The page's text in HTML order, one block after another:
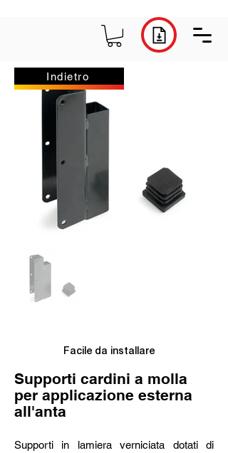
Indietro
Facile da installare
Supporti cardini a molla
per applicazione esterna
all'anta
Supporti in lamiera verniciata dotati di